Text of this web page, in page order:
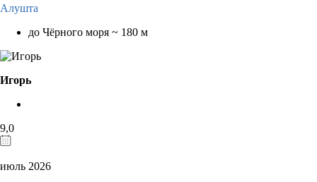
Алушта
до Чёрного моря ~ 180 м
Игорь
9,0
июль 2026